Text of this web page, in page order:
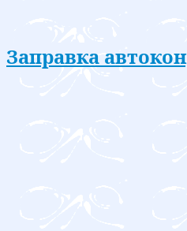
Заправка